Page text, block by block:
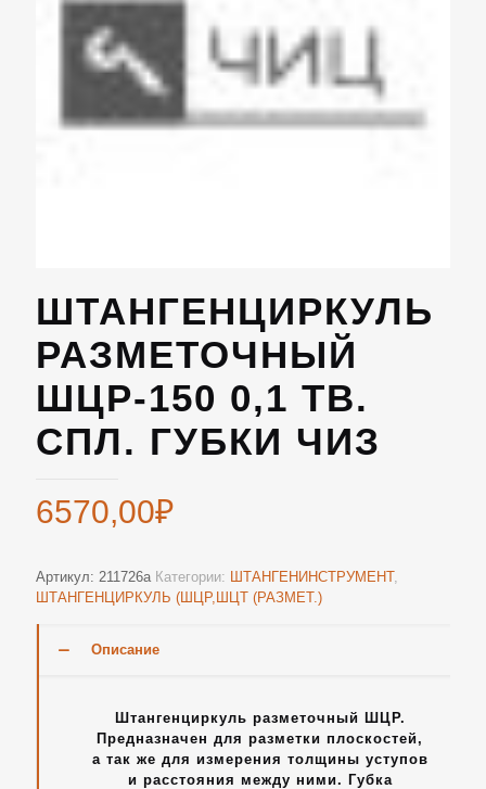
ШТАНГЕНЦИРКУЛЬ
РАЗМЕТОЧНЫЙ
ШЦР-150 0,1 ТВ.
СПЛ. ГУБКИ ЧИЗ
6570,00₽
Артикул: 211726а Категории: ШТАНГЕНИНСТРУМЕНТ,
ШТАНГЕНЦИРКУЛЬ (ШЦР,ШЦТ (РАЗМЕТ.)
Описание
Штангенциркуль разметочный ШЦР.
Предназначен для разметки плоскостей,
а так же для измерения толщины уступов
и расстояния между ними. Губка